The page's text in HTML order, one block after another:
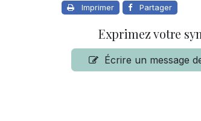
Imprimer Partager
Exprimez votre
Écrire un message